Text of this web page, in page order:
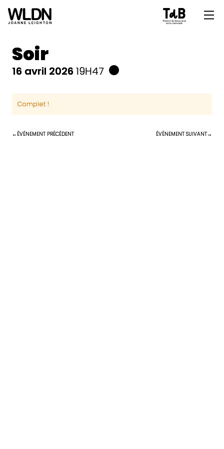
Soir
16 avril 2026 19H47
Complet !
ÉVÉNEMENT PRÉCÉDENT ÉVÉNEMENT SUIVANT